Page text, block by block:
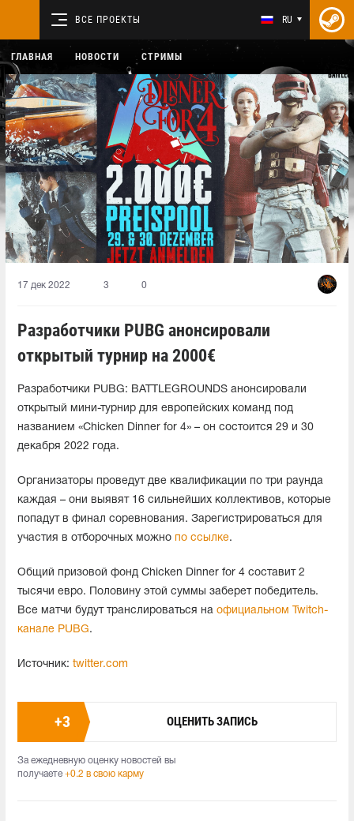
ВСЕ ПРОЕКТЫ RU
ГЛАВНАЯ НОВОСТИ СТРИМЫ
17 дек 2022 3 0
Разработчики PUBG анонсировали
открытый турнир на 2000€
Разработчики PUBG: BATTLEGROUNDS анонсировали
открытый мини-турнир для европейских команд под
названием «Chicken Dinner for 4» – он состоится 29 и 30
декабря 2022 года.
Организаторы проведут две квалификации по три раунда
каждая – они выявят 16 сильнейших коллективов, которые
попадут в финал соревнования. Зарегистрироваться для
участия в отборочных можно по ссылке.
Общий призовой фонд Chicken Dinner for 4 составит 2
тысячи евро. Половину этой суммы заберет победитель.
Все матчи будут транслироваться на официальном Twitch-
канале PUBG.
Источник: twitter.com
+3 ОЦЕНИТЬ ЗАПИСЬ
За ежедневную оценку новостей вы
получаете +0.2 в свою карму